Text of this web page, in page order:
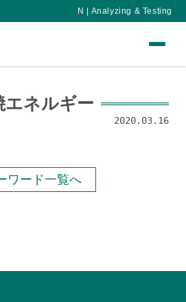
N | Analyzing & Testing
エネルギー
2020.03.16
ワード一覧へ